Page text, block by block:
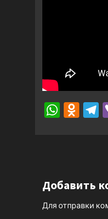
Добавить
Для отправки